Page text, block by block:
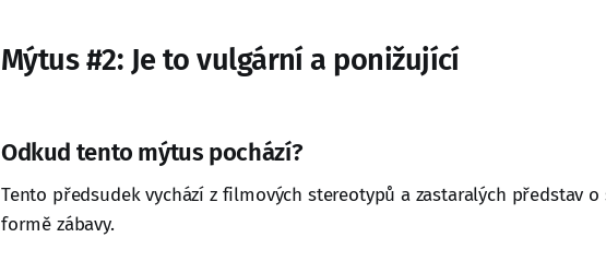
Mýtus #2: Je to vulgární a ponižující
Odkud tento mýtus pochází?
Tento předsudek vychází z filmových stereotypů a zastaralých představ
formě zábavy.